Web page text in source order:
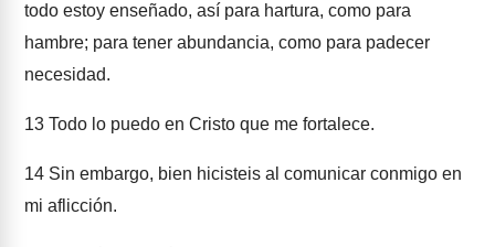
todo estoy enseñado, así para hartura, como para
hambre; para tener abundancia, como para padecer
necesidad.
13 Todo lo puedo en Cristo que me fortalece.
14 Sin embargo, bien hicisteis al comunicar conmigo en
mi aflicción.